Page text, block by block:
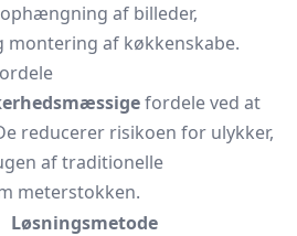
af billeder,
af køkkenskabe.
fordele ved at
reducerer risikoen for ulykker,
af traditionelle
meterstokken.
Løsningsmetode